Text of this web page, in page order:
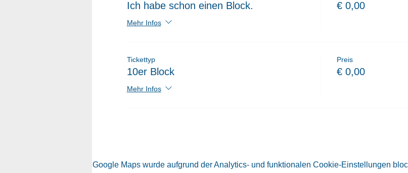
Ich habe schon einen Block.
Mehr Infos
€ 0,00
Tickettyp
10er Block
Mehr Infos
Preis
€ 0,00
Google Maps wurde aufgrund der Analytics- und funktionalen Cookie-Einstellungen